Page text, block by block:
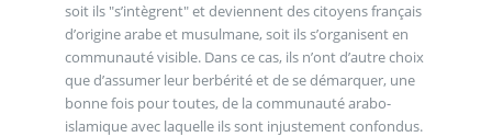
soit ils "s’intègrent" et deviennent des citoyens français
d’origine arabe et musulmane, soit ils s’organisent en
communauté visible. Dans ce cas, ils n’ont d’autre choix
que d’assumer leur berbérité et de se démarquer, une
bonne fois pour toutes, de la communauté arabo-
islamique avec laquelle ils sont injustement confondus.